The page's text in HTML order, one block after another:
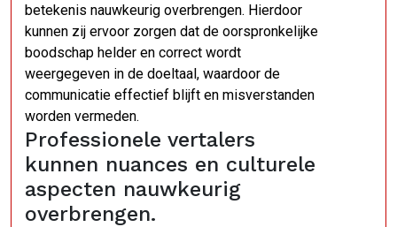
betekenis nauwkeurig overbrengen. Hierdoor
kunnen zij ervoor zorgen dat de oorspronkelijke
boodschap helder en correct wordt
weergegeven in de doeltaal, waardoor de
communicatie effectief blijft en misverstanden
worden vermeden.
Professionele vertalers
kunnen nuances en culturele
aspecten nauwkeurig
overbrengen.